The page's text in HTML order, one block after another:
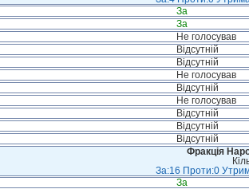
За
За
Не голосував
Відсутній
Відсутній
Не голосував
Відсутній
Не голосував
Відсутній
Відсутній
Відсутній
Фракція
За:16 Проти:0
За